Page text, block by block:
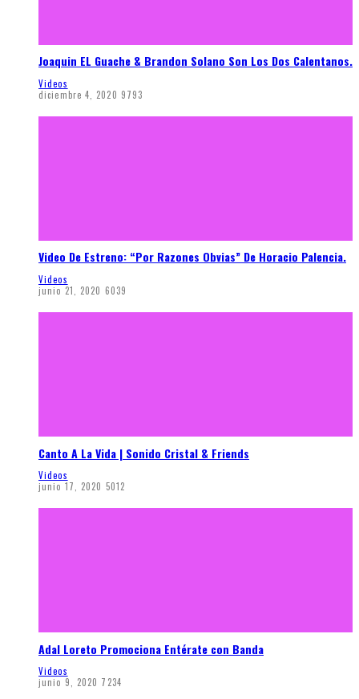
Joaquin EL Guache & Brandon Solano Son Los Dos Calentanos.
Videos
diciembre 4, 2020 9793
Video De Estreno: “Por Razones Obvias” De Horacio Palencia.
Videos
junio 21, 2020 6039
Canto A La Vida | Sonido Cristal & Friends
Videos
junio 17, 2020 5012
Adal Loreto Promociona Entérate con Banda
Videos
junio 9, 2020 7234